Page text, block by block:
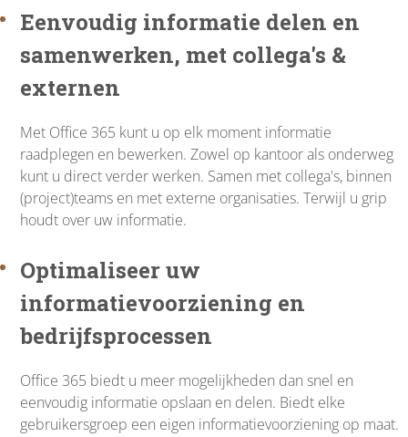
Eenvoudig informatie delen en
samenwerken, met collega's &
externen
Met Office 365 kunt u op elk moment informatie
raadplegen en bewerken. Zowel op kantoor als onderweg
kunt u direct verder werken. Samen met collega's, binnen
(project)teams en met externe organisaties. Terwijl u grip
houdt over uw informatie.
Optimaliseer uw
informatievoorziening en
bedrijfsprocessen
Office 365 biedt u meer mogelijkheden dan snel en
eenvoudig informatie opslaan en delen. Biedt elke
gebruikersgroep een eigen informatievoorziening op maat.